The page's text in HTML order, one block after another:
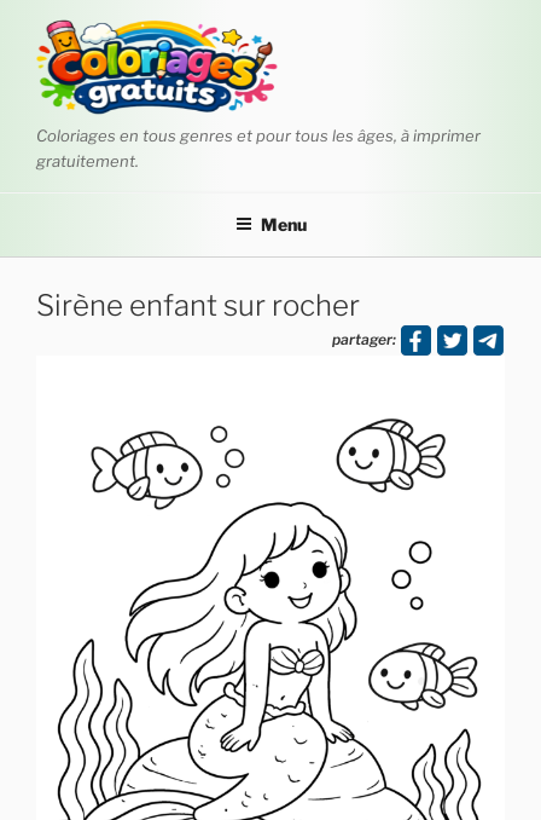
contenu
principal
Coloriages en tous genres et pour tous les âges, à imprimer
gratuitement.
Menu
Sirène enfant sur rocher
partager: